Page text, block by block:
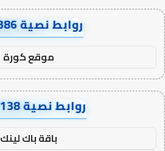
روابط نصية AA5386
موقع كورة
روابط نصية AA11138
باقة باك لينك